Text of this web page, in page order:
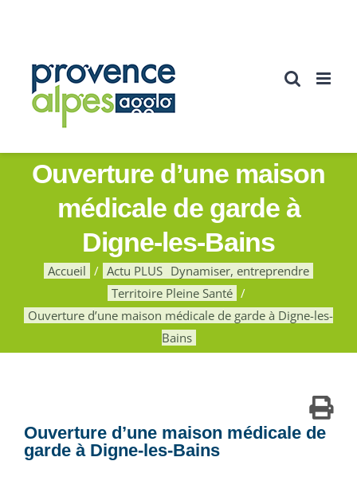
Ouverture d’une maison
médicale de garde à
Digne-les-Bains
Accueil Actu PLUS Dynamiser, entreprendre
Territoire Pleine Santé
Ouverture d’une maison médicale de garde à Digne-les-
Bains
Ouverture d’une maison médicale de
garde à Digne-les-Bains